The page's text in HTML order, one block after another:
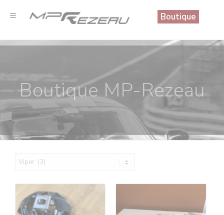
Boutique